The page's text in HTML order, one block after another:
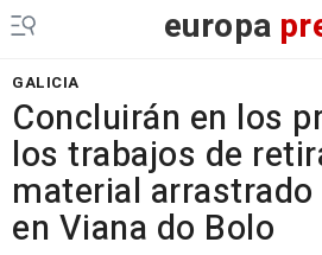
europa
GALICIA
Concluirán en los
los trabajos de
material
en Viana do Bolo